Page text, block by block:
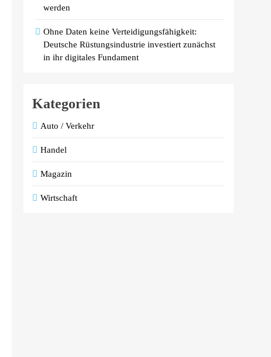
werden
Ohne Daten keine Verteidigungsfähigkeit:
Deutsche Rüstungsindustrie investiert zunächst
in ihr digitales Fundament
Kategorien
Auto / Verkehr
Handel
Magazin
Wirtschaft